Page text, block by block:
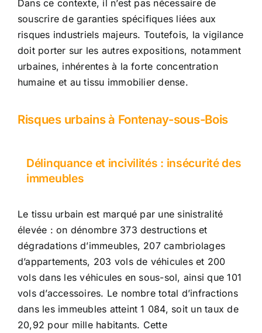
Dans ce contexte, il n’est pas nécessaire de
souscrire de garanties spécifiques liées aux
risques industriels majeurs. Toutefois, la vigilance
doit porter sur les autres expositions, notamment
urbaines, inhérentes à la forte concentration
humaine et au tissu immobilier dense.
Risques urbains à Fontenay-sous-Bois
Délinquance et incivilités : insécurité des
immeubles
Le tissu urbain est marqué par une sinistralité
élevée : on dénombre 373 destructions et
dégradations d’immeubles, 207 cambriolages
d’appartements, 203 vols de véhicules et 200
vols dans les véhicules en sous-sol, ainsi que 101
vols d’accessoires. Le nombre total d’infractions
dans les immeubles atteint 1 084, soit un taux de
20,92 pour mille habitants. Cette